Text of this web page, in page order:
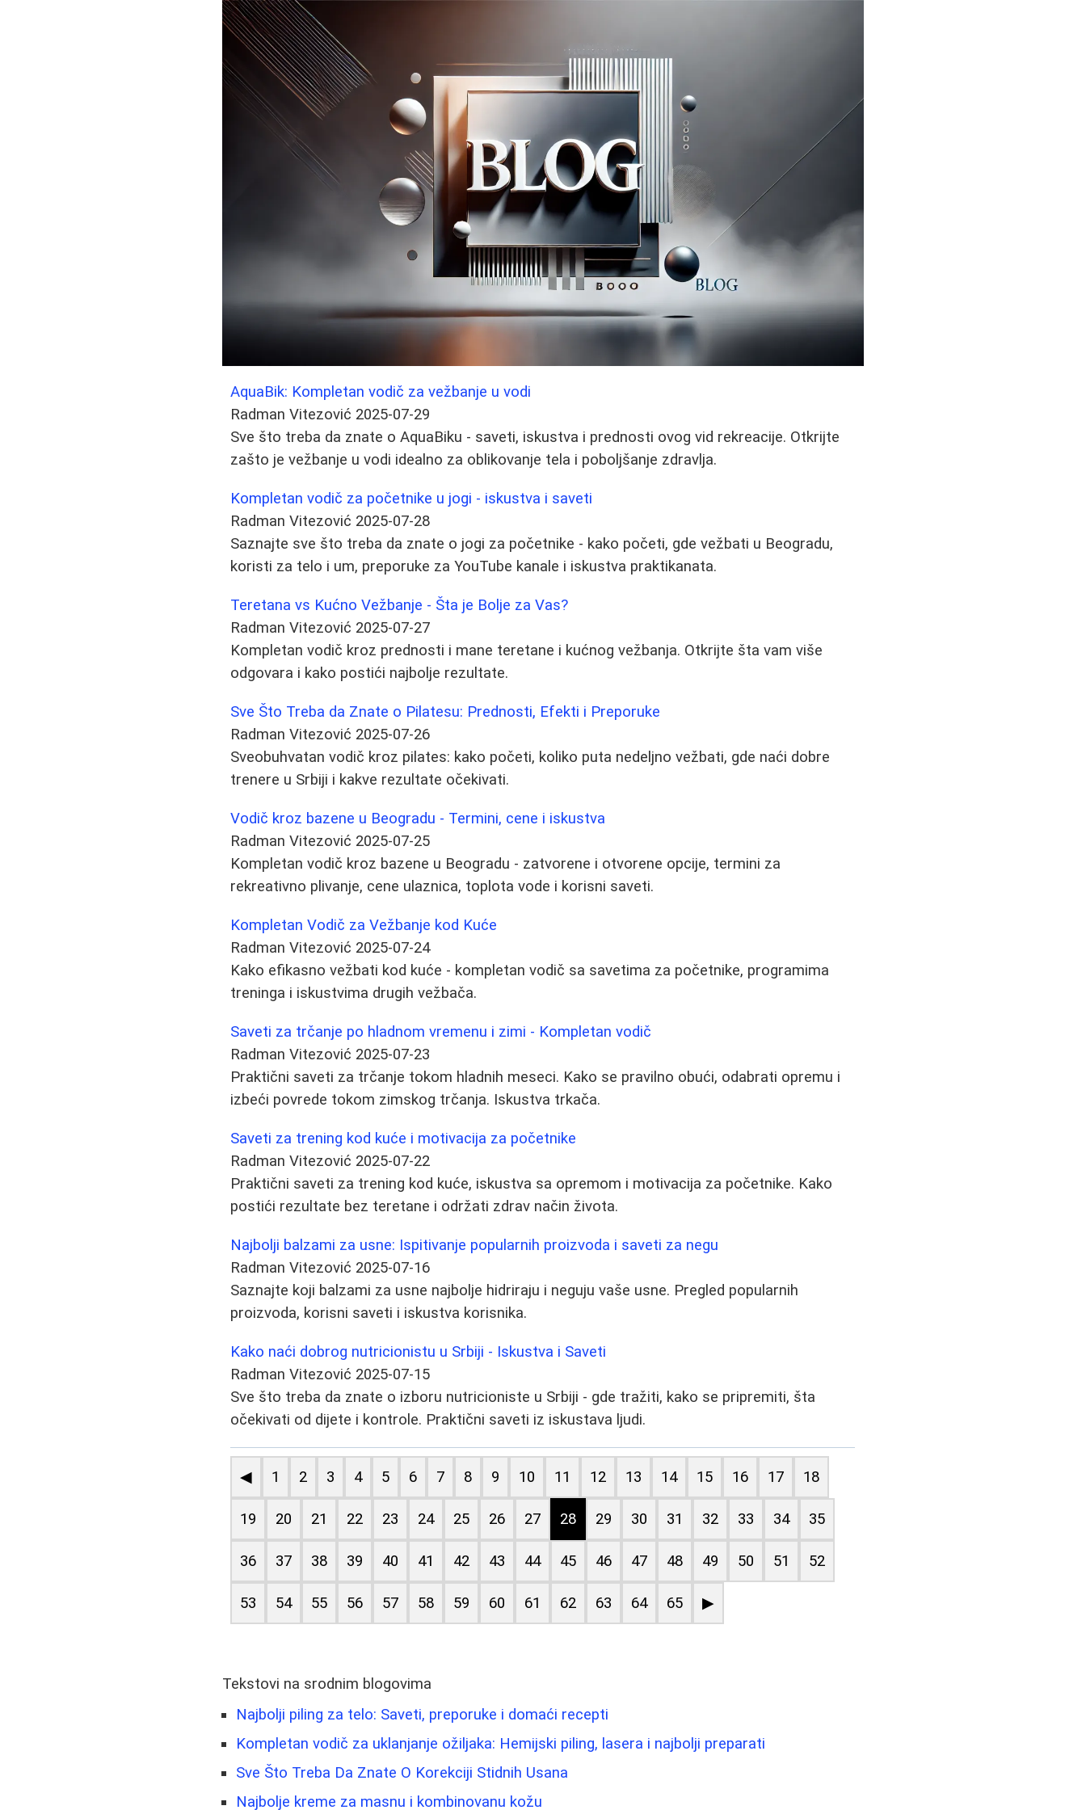
AquaBik: Kompletan vodič za vežbanje u vodi
Radman Vitezović 2025-07-29
Sve što treba da znate o AquaBiku - saveti, iskustva i prednosti ovog vid rekreacije. Otkrijte
zašto je vežbanje u vodi idealno za oblikovanje tela i poboljšanje zdravlja.
Kompletan vodič za početnike u jogi - iskustva i saveti
Radman Vitezović 2025-07-28
Saznajte sve što treba da znate o jogi za početnike - kako početi, gde vežbati u Beogradu,
koristi za telo i um, preporuke za YouTube kanale i iskustva praktikanata.
Teretana vs Kućno Vežbanje - Šta je Bolje za Vas?
Radman Vitezović 2025-07-27
Kompletan vodič kroz prednosti i mane teretane i kućnog vežbanja. Otkrijte šta vam više
odgovara i kako postići najbolje rezultate.
Sve Što Treba da Znate o Pilatesu: Prednosti, Efekti i Preporuke
Radman Vitezović 2025-07-26
Sveobuhvatan vodič kroz pilates: kako početi, koliko puta nedeljno vežbati, gde naći dobre
trenere u Srbiji i kakve rezultate očekivati.
Vodič kroz bazene u Beogradu - Termini, cene i iskustva
Radman Vitezović 2025-07-25
Kompletan vodič kroz bazene u Beogradu - zatvorene i otvorene opcije, termini za
rekreativno plivanje, cene ulaznica, toplota vode i korisni saveti.
Kompletan Vodič za Vežbanje kod Kuće
Radman Vitezović 2025-07-24
Kako efikasno vežbati kod kuće - kompletan vodič sa savetima za početnike, programima
treninga i iskustvima drugih vežbača.
Saveti za trčanje po hladnom vremenu i zimi - Kompletan vodič
Radman Vitezović 2025-07-23
Praktični saveti za trčanje tokom hladnih meseci. Kako se pravilno obući, odabrati opremu i
izbeći povrede tokom zimskog trčanja. Iskustva trkača.
Saveti za trening kod kuće i motivacija za početnike
Radman Vitezović 2025-07-22
Praktični saveti za trening kod kuće, iskustva sa opremom i motivacija za početnike. Kako
postići rezultate bez teretane i održati zdrav način života.
Najbolji balzami za usne: Ispitivanje popularnih proizvoda i saveti za negu
Radman Vitezović 2025-07-16
Saznajte koji balzami za usne najbolje hidriraju i neguju vaše usne. Pregled popularnih
proizvoda, korisni saveti i iskustva korisnika.
Kako naći dobrog nutricionistu u Srbiji - Iskustva i Saveti
Radman Vitezović 2025-07-15
Sve što treba da znate o izboru nutricioniste u Srbiji - gde tražiti, kako se pripremiti, šta
očekivati od dijete i kontrole. Praktični saveti iz iskustava ljudi.
◀ 1 2 3 4 5 6 7 8 9 10 11 12 13 14 15 16 17 18
19 20 21 22 23 24 25 26 27 28 29 30 31 32 33 34 35
36 37 38 39 40 41 42 43 44 45 46 47 48 49 50 51 52
53 54 55 56 57 58 59 60 61 62 63 64 65 ▶
Tekstovi na srodnim blogovima
Najbolji piling za telo: Saveti, preporuke i domaći recepti
Kompletan vodič za uklanjanje ožiljaka: Hemijski piling, lasera i najbolji preparati
Sve Što Treba Da Znate O Korekciji Stidnih Usana
Najbolje kreme za masnu i kombinovanu kožu